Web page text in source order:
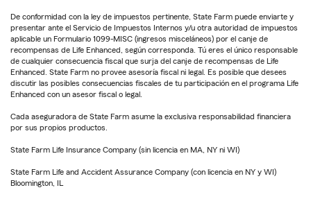
De conformidad con la ley de impuestos pertinente, State Farm puede enviarte y
presentar ante el Servicio de Impuestos Internos y/u otra autoridad de impuestos
aplicable un Formulario 1099-MISC (ingresos misceláneos) por el canje de
recompensas de Life Enhanced, según corresponda. Tú eres el único responsable
de cualquier consecuencia fiscal que surja del canje de recompensas de Life
Enhanced. State Farm no provee asesoría fiscal ni legal. Es posible que desees
discutir las posibles consecuencias fiscales de tu participación en el programa Life
Enhanced con un asesor fiscal o legal.
Cada aseguradora de State Farm asume la exclusiva responsabilidad financiera
por sus propios productos.
State Farm Life Insurance Company (sin licencia en MA, NY ni WI)
State Farm Life and Accident Assurance Company (con licencia en NY y WI)
Bloomington, IL